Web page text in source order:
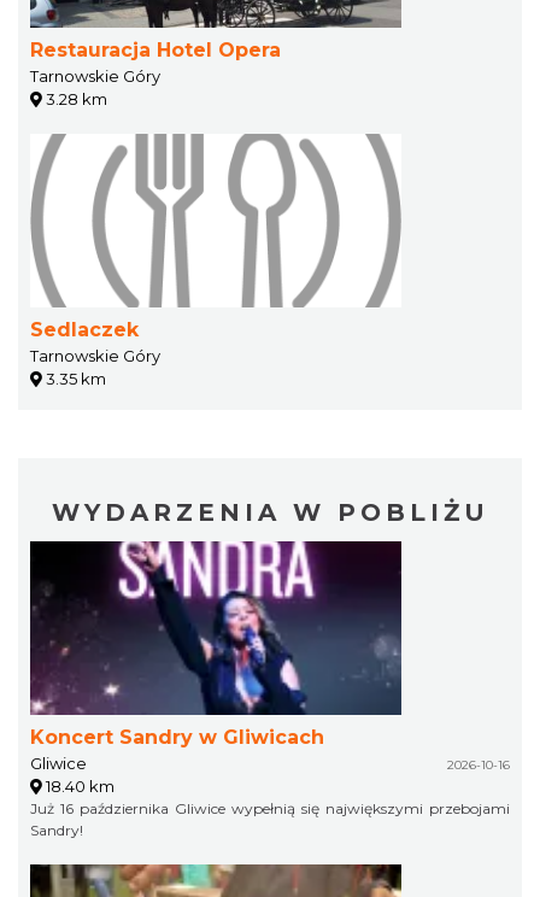
Restauracja Hotel Opera
Tarnowskie Góry
3.28 km
Sedlaczek
Tarnowskie Góry
3.35 km
WYDARZENIA W POBLIŻU
Koncert Sandry w Gliwicach
Gliwice 2026-10-16
18.40 km
Już 16 października Gliwice wypełnią się największymi przebojami
Sandry!